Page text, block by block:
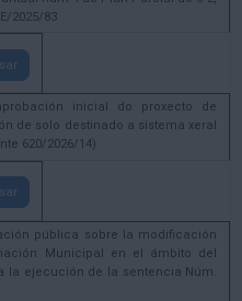
2025/83
aprobación inicial do proxecto de
de solo destinado a sistema xeral
620/2026/14)
pública sobre la modificación
Municipal en el ámbito del
la ejecución de la sentencia Núm.